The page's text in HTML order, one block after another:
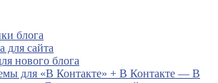
блога
для сайта
нового блога
для «В Контакте» + В Контакте — В